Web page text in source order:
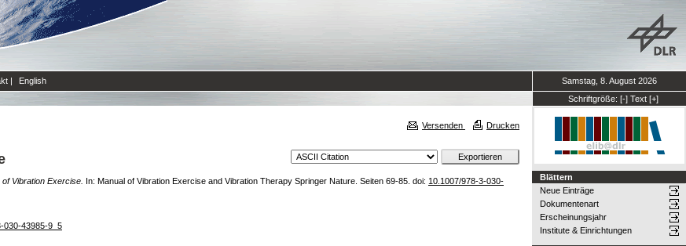
| English
Samstag, 8. August 2026
Schriftgröße: [-] Text [+]
Versenden Drucken
Vibration Exercise. In: Manual of Vibration Exercise and Vibration Therapy Springer Nature. Seiten 69-85. doi: 10.1007/978-3-030-
030-43985-9_5
Blättern
Neue Einträge
Dokumentenart
Erscheinungsjahr
Institute & Einrichtungen